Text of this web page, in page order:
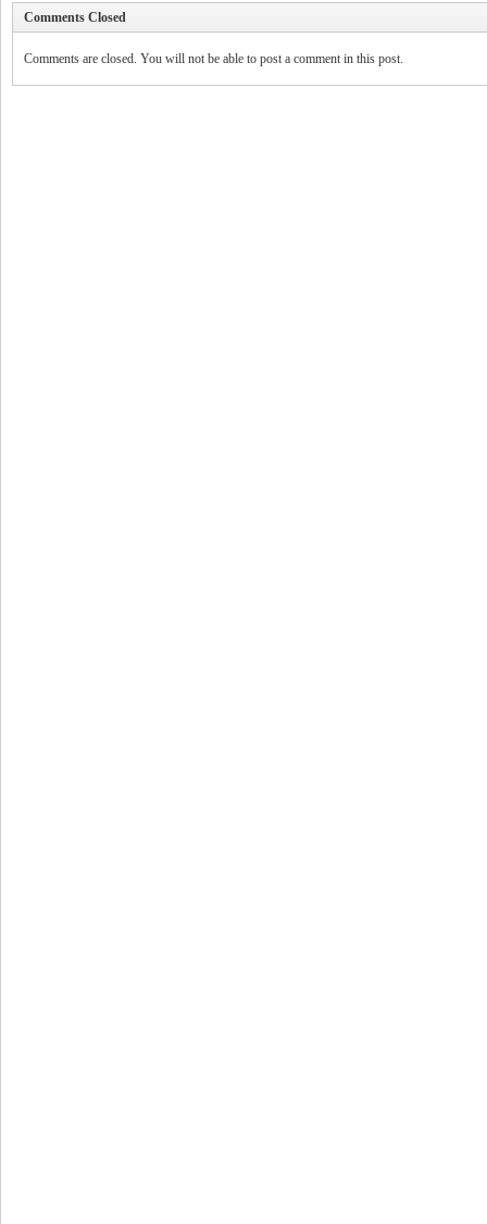
Comments Closed
Comments are closed. You will not be able to post a comment in this post.